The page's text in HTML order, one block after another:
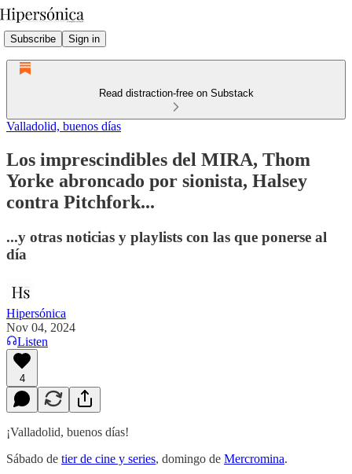
Subscribe Sign in
Read distraction-free on Substack
Valladolid, buenos días
Los imprescindibles del MIRA, Thom
Yorke abroncado por sionista, Halsey
contra Pitchfork...
...y otras noticias y playlists con las que ponerse al
día
Hipersónica
Nov 04, 2024
Listen
4
¡Valladolid, buenos días!
Sábado de tier de cine y series, domingo de Mercromina.